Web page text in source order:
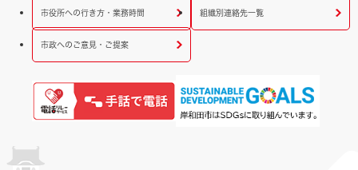
市役所への行き方・業務時間 組織別連絡先一覧
市政へのご意見・ご提案